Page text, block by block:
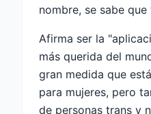
nombre, se sabe
Afirma ser la
más querida del
gran medida que
para mujeres, pero
de personas trans y